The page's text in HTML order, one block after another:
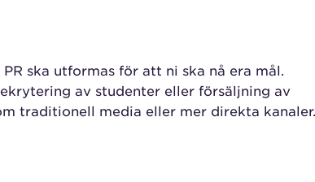
ska utformas för att ni ska nå era mål.
av studenter eller försäljning av
traditionell media eller mer direkta kanaler.